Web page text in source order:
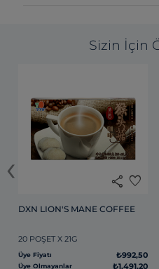
Sizin İçin
share favorite
DXN LION'S MANE COFFEE
20 POŞET X 21G
Üye Fiyatı ₺992,50
Üye Olmayanlar
₺1.491,20
‹